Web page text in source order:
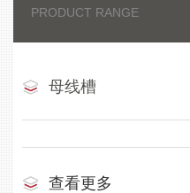
PRODUCT RANGE
母线槽
查看更多